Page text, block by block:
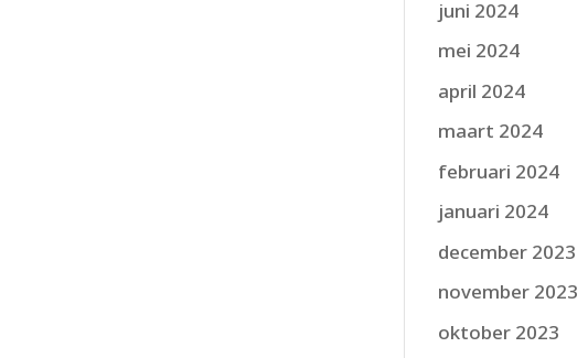
juni 2024
mei 2024
april 2024
maart 2024
februari 2024
januari 2024
december 2023
november 2023
oktober 2023